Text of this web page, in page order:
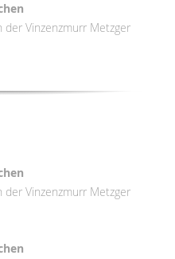
der Vinzenzmurr Metzger
der Vinzenzmurr Metzger